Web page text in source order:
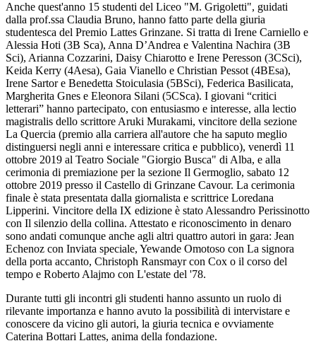
Anche quest'anno 15 studenti del Liceo "M. Grigoletti", guidati
dalla prof.ssa Claudia Bruno, hanno fatto parte della giuria
studentesca del Premio Lattes Grinzane. Si tratta di Irene Carniello e
Alessia Hoti (3B Sca), Anna D’Andrea e Valentina Nachira (3B
Sci), Arianna Cozzarini, Daisy Chiarotto e Irene Peresson (3CSci),
Keida Kerry (4Aesa), Gaia Vianello e Christian Pessot (4BEsa),
Irene Sartor e Benedetta Stoiculasia (5BSci), Federica Basilicata,
Margherita Gnes e Eleonora Silani (5CSca). I giovani “critici
letterari” hanno partecipato, con entusiasmo e interesse, alla lectio
magistralis dello scrittore Aruki Murakami, vincitore della sezione
La Quercia (premio alla carriera all'autore che ha saputo meglio
distinguersi negli anni e interessare critica e pubblico), venerdì 11
ottobre 2019 al Teatro Sociale "Giorgio Busca" di Alba, e alla
cerimonia di premiazione per la sezione Il Germoglio, sabato 12
ottobre 2019 presso il Castello di Grinzane Cavour. La cerimonia
finale è stata presentata dalla giornalista e scrittrice Loredana
Lipperini. Vincitore della IX edizione è stato Alessandro Perissinotto
con Il silenzio della collina. Attestato e riconoscimento in denaro
sono andati comunque anche agli altri quattro autori in gara: Jean
Echenoz con Inviata speciale, Yewande Omotoso con La signora
della porta accanto, Christoph Ransmayr con Cox o il corso del
tempo e Roberto Alajmo con L'estate del '78.
Durante tutti gli incontri gli studenti hanno assunto un ruolo di
rilevante importanza e hanno avuto la possibilità di intervistare e
conoscere da vicino gli autori, la giuria tecnica e ovviamente
Caterina Bottari Lattes, anima della fondazione.